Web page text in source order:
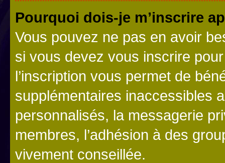
Pourquoi dois-je m’inscrire
Vous pouvez ne pas en avoir
si vous devez vous inscrire
l’inscription vous permet de
supplémentaires inaccessibles
personnalisés, la messagerie
membres, l’adhésion à des
vivement conseillée.